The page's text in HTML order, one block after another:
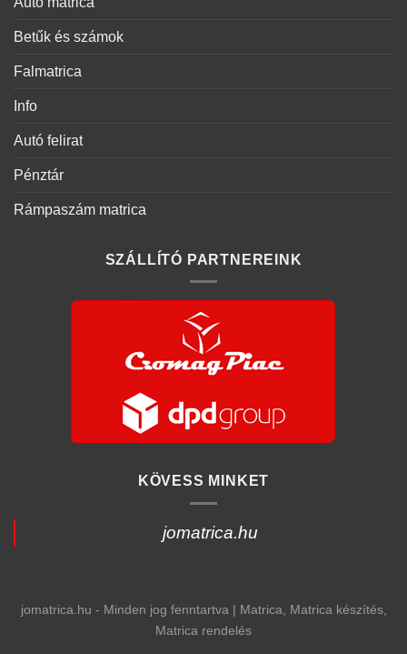
Betűk és számok
Falmatrica
Info
Autó felirat
Pénztár
Rámpaszám matrica
SZÁLLÍTÓ PARTNEREINK
KÖVESS MINKET
jomatrica.hu
jomatrica.hu - Minden jog fenntartva | Matrica, Matrica készítés,
Matrica rendelés